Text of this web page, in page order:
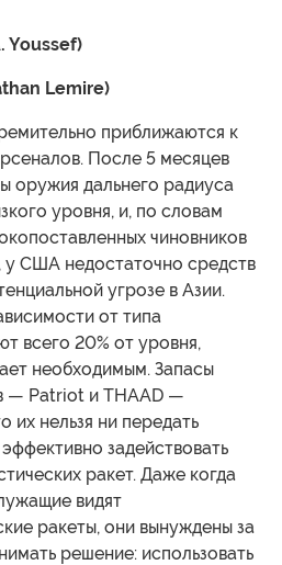
Youssef)
Lemire)
приближаются к
После 5 месяцев
оружия дальнего радиуса
уровня, и, по словам
чиновников
у США недостаточно средств
угрозе в Азии.
от типа
всего 20% от уровня,
необходимым. Запасы
— Patriot и THAAD —
их нельзя ни передать
задействовать
ракет. Даже когда
видят
ракеты, они вынуждены за
решение: использовать